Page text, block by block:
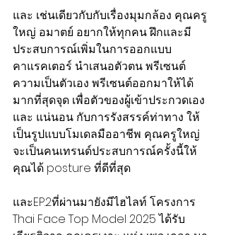
และ เช่นเดียวกับกับเรื่องมุมกล้อง คุณครู
ใหญ่ อมาตย์ อยากให้ทุกคน ฝึกและมี
ประสบการณ์เพิ่มในการออกแบบ
คาแรคเตอร์ นำเสนอตัวตน พรีเซนต์
ความเป็นตัวเอง พรีเซนต์ออกมาให้ได้
มากที่สุดจุด เพื่อตัวของผู้เข้าประกวดเอง
และ แน่นอน กับการรังสรรค์ท่าทาง ให้
เป็นรูปแบบโมเดลมืออาชีพ คุณครูใหญ่
จะเป็นคนเทรนด์ประสบการณ์ครั้งนี้ให้
คุณได้ posture ที่ดีที่สุด
และEP.2ที่ผ่านมายังมีไฮไลท์ โครงการ
Thai Face Top Model 2025 ได้รับ